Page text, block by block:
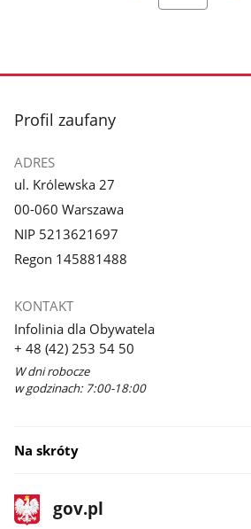
stopka
Profil zaufany
ADRES
ul. Królewska 27
00-060 Warszawa
NIP 5213621697
Regon 145881488
KONTAKT
Infolinia dla Obywatela
+ 48 (42) 253 54 50
W dni robocze
w godzinach: 7:00-18:00
Na skróty
stopka
gov.pl
Strona
gov.pl